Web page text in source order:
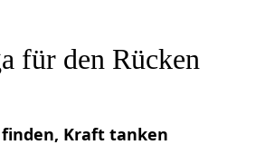
für den Rücken
Kraft tanken